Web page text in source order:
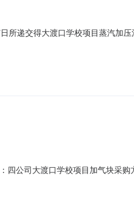
所递交得大渡口学校项目蒸汽加压
三公路工程局有限公司H13地块新
四公司大渡口学校项目加气块采购
（ALC）、加气混凝土砌块采购